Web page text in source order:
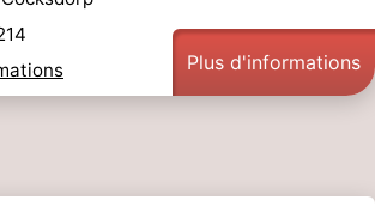
Plus d'informations